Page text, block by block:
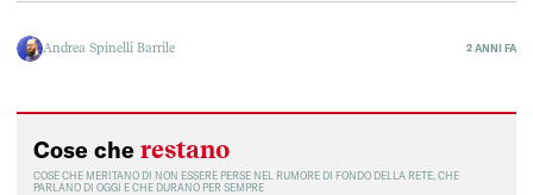
Andrea Spinelli Barrile 2 ANNI FA
Cose che restano
COSE CHE MERITANO DI NON ESSERE PERSE NEL RUMORE DI FONDO DELLA RETE, CHE
PARLANO DI OGGI E CHE DURANO PER SEMPRE